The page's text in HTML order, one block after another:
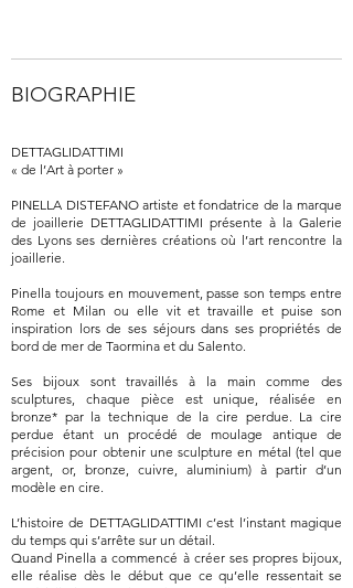
BIOGRAPHIE
DETTAGLIDATTIMI
« de l’Art à porter »
PINELLA DISTEFANO artiste et fondatrice de la marque
de joaillerie DETTAGLIDATTIMI présente à la Galerie
des Lyons ses dernières créations où l’art rencontre la
joaillerie.
Pinella toujours en mouvement, passe son temps entre
Rome et Milan ou elle vit et travaille et puise son
inspiration lors de ses séjours dans ses propriétés de
bord de mer de Taormina et du Salento.
Ses bijoux sont travaillés à la main comme des
sculptures, chaque pièce est unique, réalisée en
bronze* par la technique de la cire perdue. La cire
perdue étant un procédé de moulage antique de
précision pour obtenir une sculpture en métal (tel que
argent, or, bronze, cuivre, aluminium) à partir d’un
modèle en cire.
L’histoire de DETTAGLIDATTIMI c’est l’instant magique
du temps qui s’arrête sur un détail.
Quand Pinella a commencé à créer ses propres bijoux,
elle réalise dès le début que ce qu’elle ressentait se